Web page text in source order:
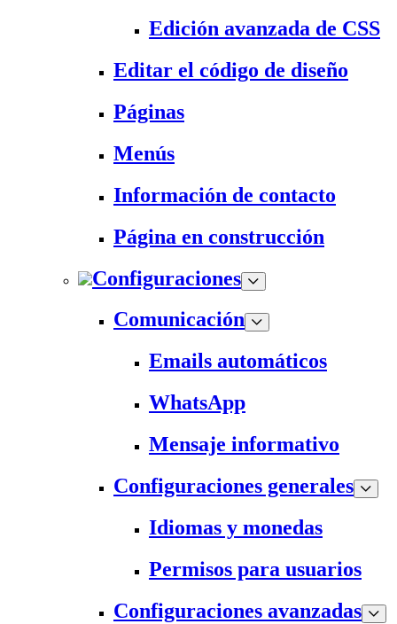
Edición avanzada de CSS
Editar el código de diseño
Páginas
Menús
Información de contacto
Página en construcción
Configuraciones
Comunicación
Emails automáticos
WhatsApp
Mensaje informativo
Configuraciones generales
Idiomas y monedas
Permisos para usuarios
Configuraciones avanzadas